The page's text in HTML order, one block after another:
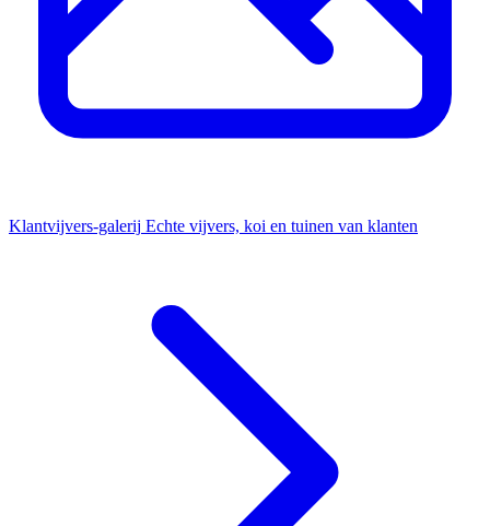
Klantvijvers-galerij Echte vijvers, koi en tuinen van klanten